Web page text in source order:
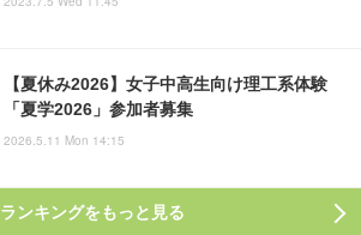
【夏休み2026】女子中高生向け理工系体験
「夏学2026」参加者募集
2026.5.11 Mon 14:15
ランキングをもっと見る